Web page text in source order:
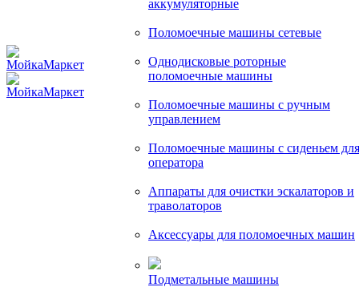
аккумуляторные
Поломоечные машины сетевые
Однодисковые роторные
поломоечные машины
Поломоечные машины с ручным
управлением
Поломоечные машины с сиденьем для
оператора
Аппараты для очистки эскалаторов и
траволаторов
Аксессуары для поломоечных машин
Подметальные машины